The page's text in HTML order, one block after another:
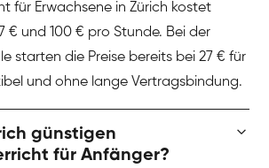
für Erwachsene in Zürich kostet
€ und 100 € pro Stunde. Bei der
starten die Preise bereits bei 27 € für
und ohne lange Vertragsbindung.
günstigen
für Anfänger?